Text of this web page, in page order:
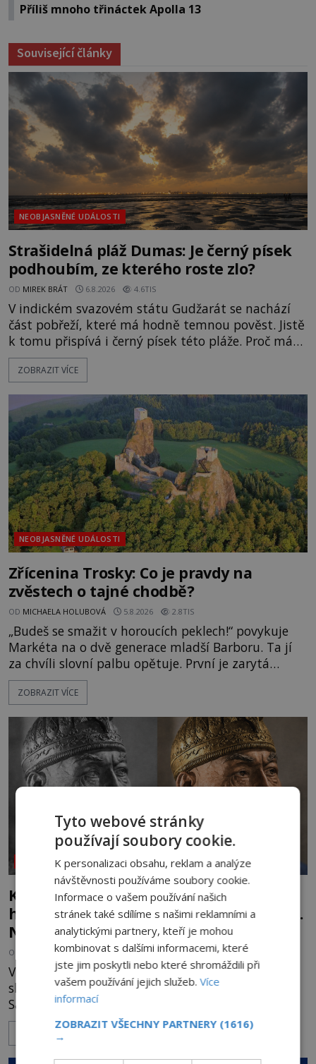
Příliš mnoho třináctek Apolla 13
Související články
NEOBJASNĚNÉ UDÁLOSTI
Strašidelná pláž Dumas: Je černý písek
podhoubím, ze kterého roste zlo?
OD MIREK BRÁT 6.8.2026 4.6TIS
V indickém svazovém státu Gudžarát se nachází
část pobřeží, které má hodně temnou pověst. Jistě
k tomu přispívá i černý písek této pláže. Proč má
pláž takové netypické zbarvení? Nakolik jsou
pravdivé historky, že zde došlo k nevysvětlitelným
následovat. Vstupujeme na pláž Dumas ve městě
Surat. Gu
ZOBRAZIT VÍCE
NEOBJASNĚNÉ UDÁLOSTI
Zřícenina Trosky: Co je pravdy na
zvěstech o tajné chodbě?
OD MICHAELA HOLUBOVÁ 5.8.2026 2.8TIS
„Budeš se smažit v horoucích peklech!“ povykuje
Markéta na o dvě generace mladší Barboru. Ta jí
za chvíli slovní palbu opětuje. První je zarytá
katolička, druhá přesvědčená kališnice. A každá z
nich se usídlí na jedné z věží slavného hradu
mezi vůdce protihusitského boje. Za manželku má
skutečně jistou
ZOBRAZIT VÍCE
NEOBJASNĚNÉ UDÁLOSTI
Kletba Tamerlánovy hrobky: Otevřeli
hrob a za dva dny začala invaze do SSSR.
Náhoda, nebo varování?
OD HELENA STEJSKALOVÁ 4.8.2026 2.9TIS
V červnu 1941 sovětští vědci otevírají hrobku
slavného dobyvatele Tamerlána v uzbeckém
Samarkandu. O dva dny později nacistické
Německo zahajuje operaci Barbarossa a napadá
Sovětský svaz. Shoda dat je natolik zarážející, že se
Tyto webové stránky
používají soubory cookie.
K personalizaci obsahu, reklam a analýze
návštěvnosti používáme soubory cookie.
Informace o vašem používání našich
stránek také sdílíme s našimi reklamními a
analytickými partnery, kteří je mohou
kombinovat s dalšími informacemi, které
jste jim poskytli nebo které shromáždili při
vašem používání jejich služeb.Více
informací
ZOBRAZIT VŠECHNY PARTNERY (1616)
→